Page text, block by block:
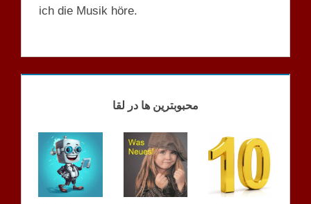
ich die Musik höre.
A2.1
MENSCHEN
S
محبوبترین ها در لقا